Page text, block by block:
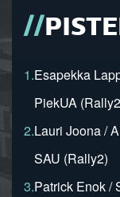
1.Esapekka
PiekUA
2.Lauri Joona /
SAU (Rally2)
3.Patrick Enok /